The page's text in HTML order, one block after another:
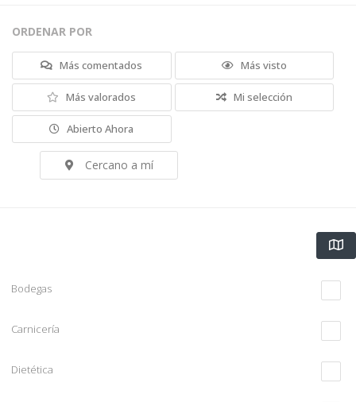
ORDENAR POR
Más comentados Más visto
Más valorados Mi selección
Abierto Ahora
Cercano a mí
Bodegas
Carnicería
Dietética